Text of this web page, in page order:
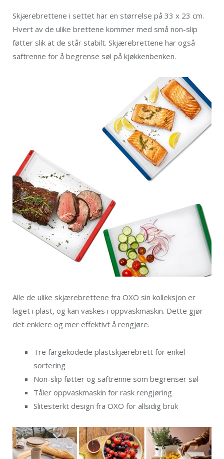
Skjærebrettene i settet har en størrelse på 33 x 23 cm.
Hvert av de ulike brettene kommer med små non-slip
føtter slik at de står stabilt. Skjærebrettene har også
saftrenne for å begrense søl på kjøkkenbenken.
Alle de ulike skjærebrettene fra OXO sin kolleksjon er
laget i plast, og kan vaskes i oppvaskmaskin. Dette gjør
det enklere og mer effektivt å rengjøre.
Tre fargekodede plastskjærebrett for enkel
sortering
Non-slip føtter og saftrenne som begrenser søl
Tåler oppvaskmaskin for rask rengjøring
Slitesterkt design fra OXO for allsidig bruk